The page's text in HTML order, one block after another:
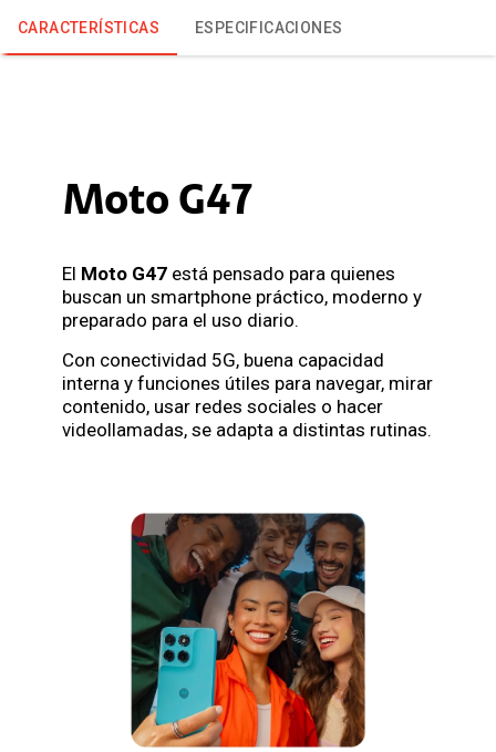
CARACTERÍSTICAS ESPECIFICACIONES
Moto G47
El Moto G47 está pensado para quienes
buscan un smartphone práctico, moderno y
preparado para el uso diario.
Con conectividad 5G, buena capacidad
interna y funciones útiles para navegar, mirar
contenido, usar redes sociales o hacer
videollamadas, se adapta a distintas rutinas.